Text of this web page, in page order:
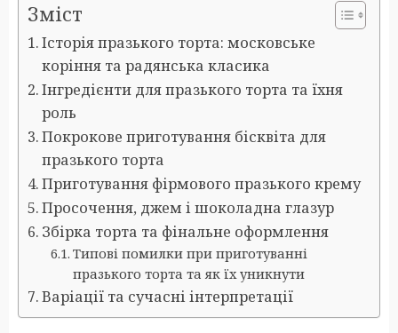
Зміст
Історія празького торта: московське
коріння та радянська класика
Інгредієнти для празького торта та їхня
роль
Покрокове приготування бісквіта для
празького торта
Приготування фірмового празького крему
Просочення, джем і шоколадна глазур
Збірка торта та фінальне оформлення
Типові помилки при приготуванні
празького торта та як їх уникнути
Варіації та сучасні інтерпретації